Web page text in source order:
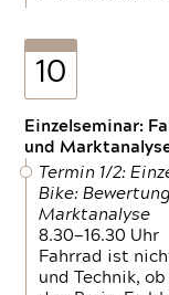
10
Einzelseminar:
und
Termin 1/2:
Bike:
Marktanalyse
8.30—16.30 Uhr
Fahrrad ist
und Technik,